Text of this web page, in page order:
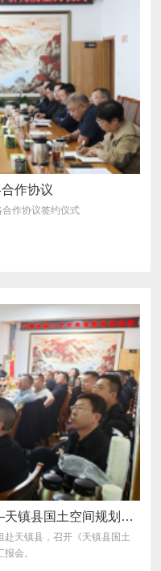
作协议
作协议签约仪式
深耕传统市场 聚力规划赋能——天镇县国土空间规划动态维护阶段性成果获县领导高度肯定
会。